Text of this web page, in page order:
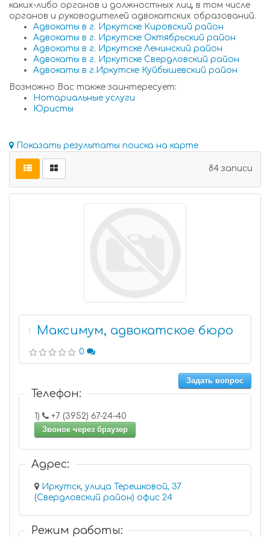
каких-либо органов и должностных лиц, в том числе
органов и руководителей адвокатских образований.
Адвокаты в г. Иркутске Кировский район
Адвокаты в г. Иркутске Октябрьский район
Адвокаты в г. Иркутске Ленинский район
Адвокаты в г. Иркутске Свердловский район
Адвокаты в г.Иркутске Куйбышевский район
Возможно Вас также заинтересует:
Нотариальные услуги
Юристы
Показать результаты поиска на карте
84 записи
1 Максимум, адвокатское бюро
0
Задать вопрос
Телефон:
1)
+7 (3952) 67-24-40
Звонок через браузер
Адрес:
Иркутск, улица Терешковой, 37
(Свердловский район) офис 24
Режим работы: